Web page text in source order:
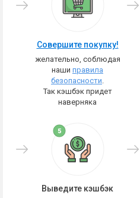
Совершите покупку!
желательно, соблюдая
наши правила
безопасности.
Так кэшбэк придет
наверняка
Выведите кэшбэк